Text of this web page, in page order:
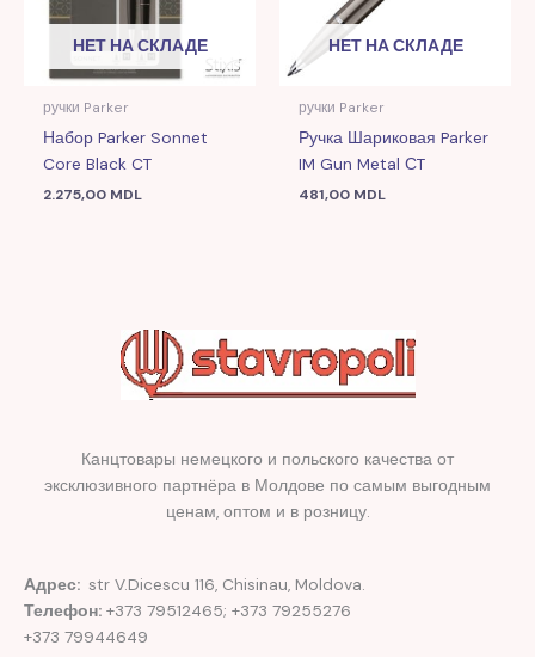
НЕТ НА СКЛАДЕ
ручки Parker
Набор Parker Sonnet
Core Black CT
2.275,00 MDL
НЕТ НА СКЛАДЕ
ручки Parker
Ручка Шариковая Parker
IM Gun Metal СT
481,00 MDL
Канцтовары немецкого и польского качества от
эксклюзивного партнёра в Молдове по самым выгодным
ценам, оптом и в розницу.
Адрес: str V.Dicescu 116, Chisinau, Moldova.
Телефон: +373 79512465; +373 79255276
+373 79944649